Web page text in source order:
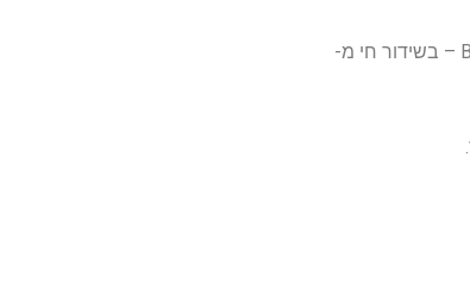
אנדרה אגסי, ג'יימי מורי OBE, ג'יני בושאר ולורה רובסון מרכיבים את קבוצת הכוכבים בווימבלדון של BBC Sport – בשידור חי מ-